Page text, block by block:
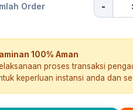
Order -
100% Aman
proses transaksi
keperluan instansi anda dan